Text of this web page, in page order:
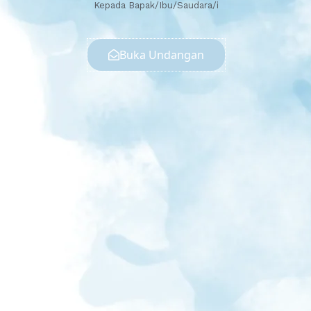
Kepada Bapak/Ibu/Saudara/i
Buka Undangan